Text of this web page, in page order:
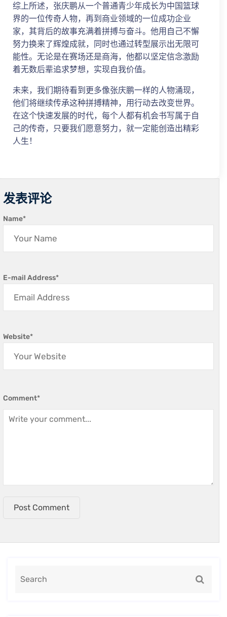
综上所述，张庆鹏从一个普通青少年成长为中国篮球
界的一位传奇人物，再到商业领域的一位成功企业
家，其背后的故事充满着拼搏与奋斗。他用自己不懈
努力换来了辉煌成就，同时也通过转型展示出无限可
能性。无论是在赛场还是商海，他都以坚定信念激励
着无数后辈追求梦想，实现自我价值。
未来，我们期待看到更多像张庆鹏一样的人物涌现，
他们将继续传承这种拼搏精神，用行动去改变世界。
在这个快速发展的时代，每个人都有机会书写属于自
己的传奇，只要我们愿意努力，就一定能创造出精彩
人生！
发表评论
Name*
E-mail Address*
Website*
Comment*
Post Comment